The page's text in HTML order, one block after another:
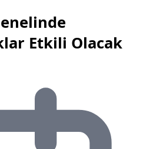
Etkili Olacak